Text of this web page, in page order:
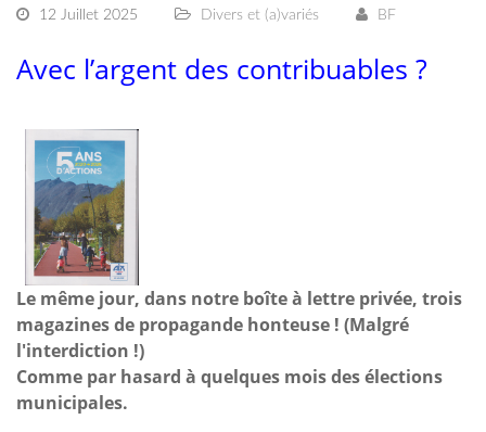
12 Juillet 2025 Divers et (a)variés BF
Avec l’argent des contribuables ?
Le même jour, dans notre boîte à lettre privée, trois
magazines de propagande honteuse ! (Malgré
l'interdiction !)
Comme par hasard à quelques mois des élections
municipales.